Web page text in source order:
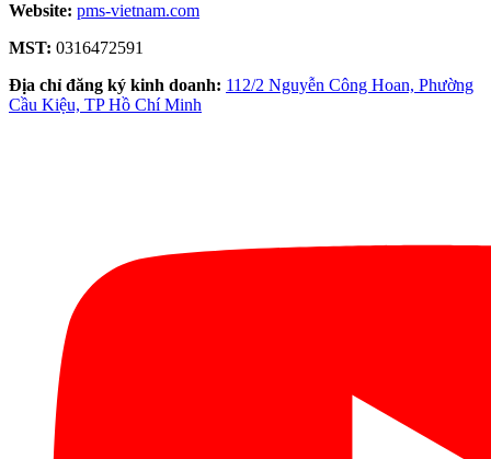
Website: pms-vietnam.com
MST: 0316472591
Địa chỉ đăng ký kinh doanh: 112/2 Nguyễn Công Hoan, Phường
Cầu Kiệu, TP Hồ Chí Minh